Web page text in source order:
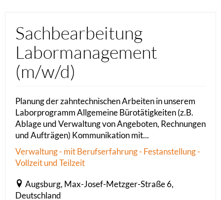
Sachbearbeitung
Labormanagement
(m/w/d)
Planung der zahntechnischen Arbeiten in unserem
Laborprogramm Allgemeine Bürotätigkeiten (z.B.
Ablage und Verwaltung von Angeboten, Rechnungen
und Aufträgen) Kommunikation mit...
Verwaltung - mit Berufserfahrung - Festanstellung -
Vollzeit und Teilzeit
Augsburg, Max-Josef-Metzger-Straße 6,
Deutschland